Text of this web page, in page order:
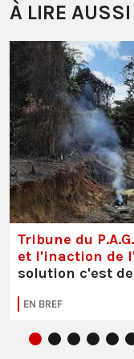
À LIRE AUSSI
Tribune du
et l'inaction de
solution c'est
EN BREF